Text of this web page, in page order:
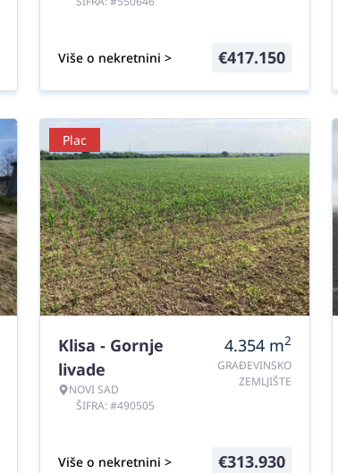
Više o nekretnini > €417.150
Plac
Klisa - Gornje
livade
NOVI SAD
ŠIFRA: #490505
4.354 m2
GRAĐEVINSKO
ZEMLJIŠTE
Više o nekretnini > €313.930